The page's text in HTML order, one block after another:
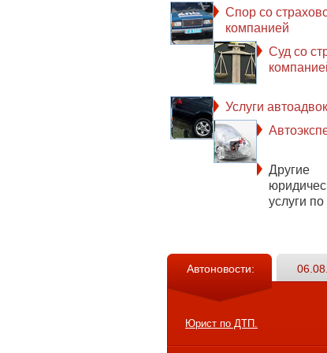
Спор со
компанией
Суд со
Услуги
Другие
услуги
Автоновости:
Юрист по ДТП.